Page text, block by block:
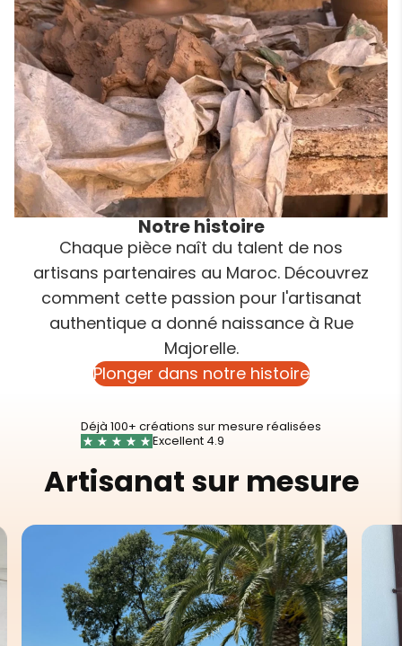
Notre histoire
Chaque pièce naît du talent de nos
artisans partenaires au Maroc. Découvrez
comment cette passion pour l'artisanat
authentique a donné naissance à Rue
Majorelle.
Plonger dans notre histoire
Déjà 100+ créations sur mesure réalisées
Excellent 4.9
Artisanat sur mesure